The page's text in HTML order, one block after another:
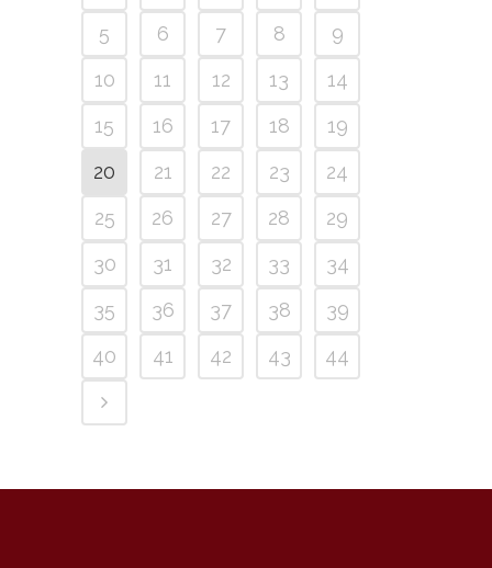
5
6 7 8
9
10
11 12 13
14
15
16 17 18
19
20
21 22 23
24
25
26 27 28
29
30
31 32 33
34
35
36 37 38
39
40
41 42 43 44